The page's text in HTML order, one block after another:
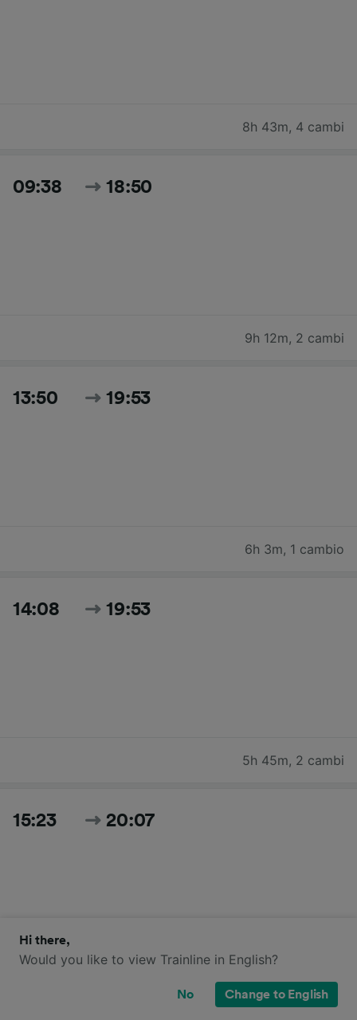
8h 43m, 4 cambi
09:38 18:50
9h 12m, 2 cambi
13:50 19:53
6h 3m, 1 cambio
14:08 19:53
5h 45m, 2 cambi
15:23 20:07
Hi there,
Would you like to view Trainline in English?
No Change to English